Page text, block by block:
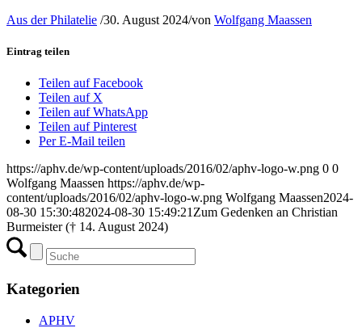
Aus der Philatelie /30. August 2024/von Wolfgang Maassen
Eintrag teilen
Teilen auf Facebook
Teilen auf X
Teilen auf WhatsApp
Teilen auf Pinterest
Per E-Mail teilen
https://aphv.de/wp-content/uploads/2016/02/aphv-logo-w.png 0 0
Wolfgang Maassen https://aphv.de/wp-
content/uploads/2016/02/aphv-logo-w.png Wolfgang Maassen2024-
08-30 15:30:482024-08-30 15:49:21 Zum Gedenken an Christian
Burmeister († 14. August 2024)
Kategorien
APHV